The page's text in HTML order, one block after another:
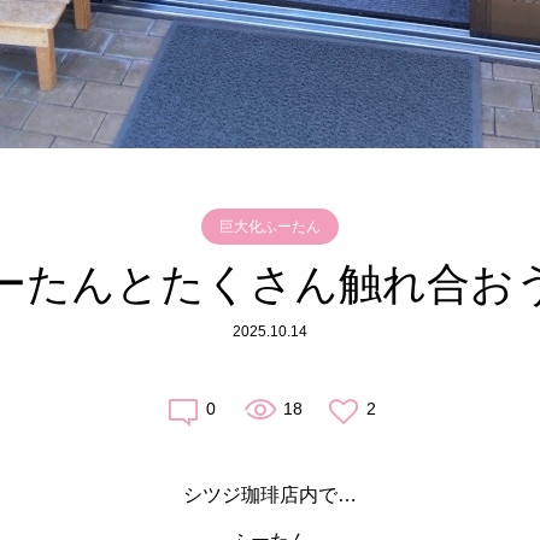
巨大化ふーたん
たんとたくさん触れ合お
2025.10.14
0 18 2
シツジ珈琲店内で…